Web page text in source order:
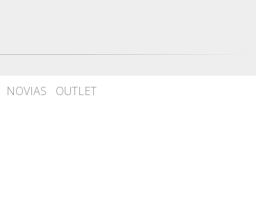
NOVIAS OUTLET